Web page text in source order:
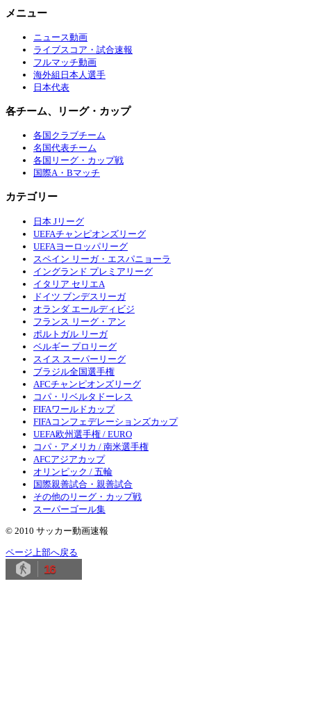
メニュー
ニュース動画
ライブスコア・試合速報
フルマッチ動画
海外組日本人選手
日本代表
各チーム、リーグ・カップ
各国クラブチーム
名国代表チーム
各国リーグ・カップ戦
国際A・Bマッチ
カテゴリー
日本 Jリーグ
UEFAチャンピオンズリーグ
UEFAヨーロッパリーグ
スペイン リーガ・エスパニョーラ
イングランド プレミアリーグ
イタリア セリエA
ドイツ ブンデスリーガ
オランダ エールディビジ
フランス リーグ・アン
ポルトガル リーガ
ベルギー プロリーグ
スイス スーパーリーグ
ブラジル全国選手権
AFCチャンピオンズリーグ
コパ・リベルタドーレス
FIFAワールドカップ
FIFAコンフェデレーションズカップ
UEFA欧州選手権 / EURO
コパ・アメリカ / 南米選手権
AFCアジアカップ
オリンピック / 五輪
国際親善試合・親善試合
その他のリーグ・カップ戦
スーパーゴール集
© 2010 サッカー動画速報
ページ上部へ戻る
16